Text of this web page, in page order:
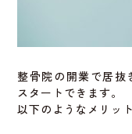
整骨院の開業で居抜
スタートできます。
以下のようなメリッ